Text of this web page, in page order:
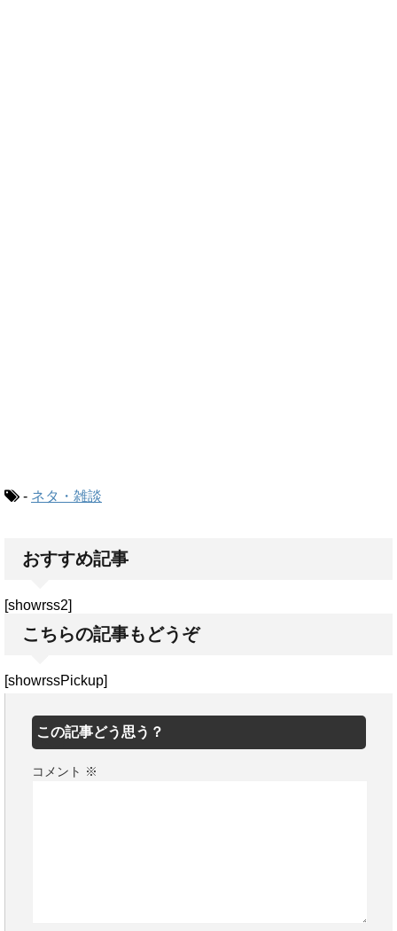
- ネタ・雑談
おすすめ記事
[showrss2]
こちらの記事もどうぞ
[showrssPickup]
この記事どう思う？
コメント ※